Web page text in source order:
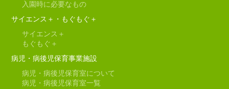
入園時に必要なもの
サイエンス＋・もぐもぐ＋
サイエンス＋
もぐもぐ＋
病児・病後児保育事業施設
病児・病後児保育室について
病児・病後児保育室一覧